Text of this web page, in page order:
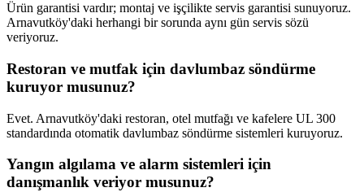
Ürün garantisi vardır; montaj ve işçilikte servis garantisi sunuyoruz.
Arnavutköy'daki herhangi bir sorunda aynı gün servis sözü
veriyoruz.
Restoran ve mutfak için davlumbaz söndürme
kuruyor musunuz?
Evet. Arnavutköy'daki restoran, otel mutfağı ve kafelere UL 300
standardında otomatik davlumbaz söndürme sistemleri kuruyoruz.
Yangın algılama ve alarm sistemleri için
danışmanlık veriyor musunuz?